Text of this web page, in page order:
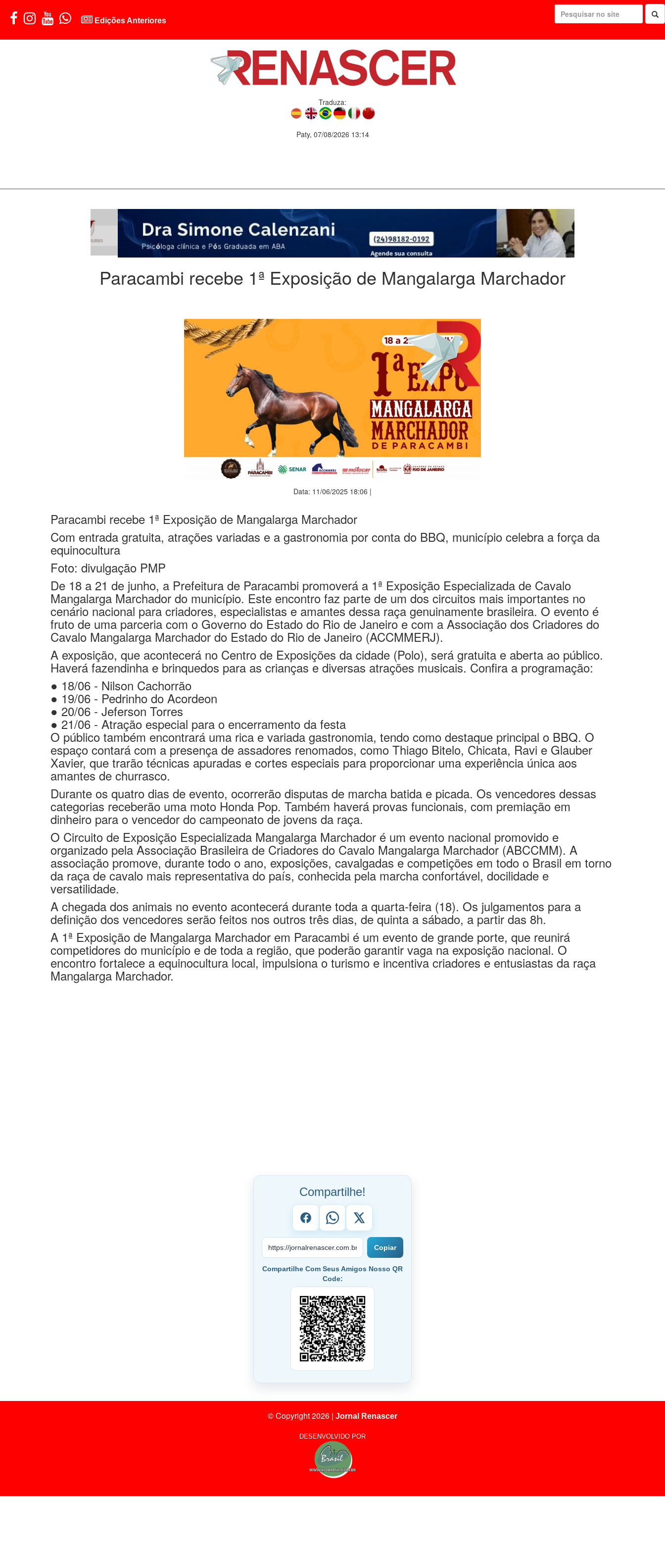
Edições Anteriores
Traduza:
Paty, 07/08/2026 13:14
Paracambi recebe 1ª Exposição de Mangalarga Marchador
Paracambi recebe1ª Exposição de Mangalarga Marchador
Com entrada gratuita, atrações variadas e a gastronomia por conta do BBQ, município celebra a força da
equinocultura
Foto: divulgação PMP
De 18 a 21 de junho, a Prefeitura de Paracambi promoverá a 1ª Exposição Especializada de Cavalo
Mangalarga Marchador do município. Este encontro faz parte de um dos circuitos mais importantes no
cenário nacional para criadores, especialistas e amantes dessa raça genuinamente brasileira. O evento é
fruto de uma parceria com o Governo do Estado do Rio de Janeiro e com a Associação dos Criadores do
Cavalo Mangalarga Marchador do Estado do Rio de Janeiro (ACCMMERJ).
A exposição, que acontecerá no Centro de Exposições da cidade (Polo), será gratuita e aberta ao público.
Haverá fazendinha e brinquedos para as crianças e diversas atrações musicais. Confira a programação:
● 18/06 - Nilson Cachorrão
● 19/06 - Pedrinho do Acordeon
● 20/06 - Jeferson Torres
● 21/06 - Atração especial para o encerramento da festa
O público também encontrará uma rica e variada gastronomia, tendo como destaque principal o BBQ. O
espaço contará com a presença de assadores renomados, como Thiago Bitelo, Chicata, Ravi e Glauber
Xavier, que trarão técnicas apuradas e cortes especiais para proporcionar uma experiência única aos
amantes de churrasco.
Durante os quatro dias de evento, ocorrerão disputas de marcha batida e picada. Os vencedores dessas
categorias receberão uma moto Honda Pop. Também haverá provas funcionais, com premiação em
dinheiro para o vencedor do campeonato de jovens da raça.
O Circuito de Exposição Especializada Mangalarga Marchador é um evento nacional promovido e
organizado pela Associação Brasileira de Criadores do Cavalo Mangalarga Marchador (ABCCMM). A
associação promove, durante todo o ano, exposições, cavalgadas e competições em todo o Brasil em torno
da raça de cavalo mais representativa do país, conhecida pela marcha confortável, docilidade e
versatilidade.
A chegada dos animais no evento acontecerá durante toda a quarta-feira (18). Os julgamentos para a
definição dos vencedores serão feitos nos outros três dias, de quinta a sábado, a partir das 8h.
A 1ª Exposição de Mangalarga Marchador em Paracambi é um evento de grande porte, que reunirá
competidores do município e de toda a região, que poderão garantir vaga na exposição nacional. O
encontro fortalece a equinocultura local, impulsiona o turismo e incentiva criadores e entusiastas da raça
Mangalarga Marchador.
Compartilhe!
Compartilhe Com Seus Amigos Nosso QR
DESENVOLVIDO POR